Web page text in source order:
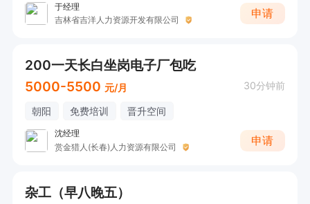
于经理
吉林省吉洋人力资源开发有限公司
申请
200一天长白坐岗电子厂包吃
5000-5500 元/月 30分钟前
朝阳 免费培训 晋升空间
沈经理
赏金猎人(长春)人力资源有限公司
申请
杂工（早八晚五）